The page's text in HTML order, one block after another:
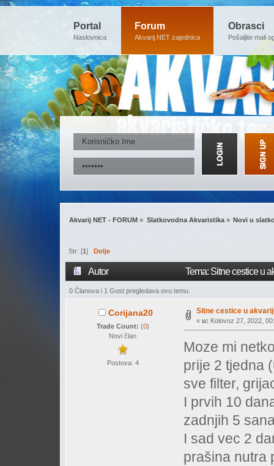
Portal
Naslovnica
Forum
Akvarij.NET zajednica
Obrasci
Pošaljite mali
Akvarij NET - FORUM » Slatkovodna Akvaristika» Novi u
Str: [1] Dolje
Autor Tema: Sitne cestice u
0 Članova i 1 Gost pregledava ovu temu.
Corijana20
Trade Count: (0)
Novi član
Postova: 4
Sitne cestice u
« u: Kolovoz 27, 2022,
Moze mi
prije 2 tjedna
sve filter,
I prvih 10
zadnjih 5
I sad vec 2
prašina nutra